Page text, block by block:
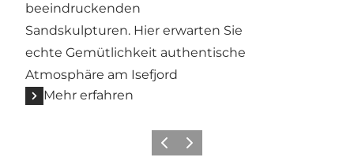
beeindruckenden
Sandskulpturen. Hier erwarten Sie
echte Gemütlichkeit authentische
Atmosphäre am Isefjord
Mehr erfahren
ZurückWeiter